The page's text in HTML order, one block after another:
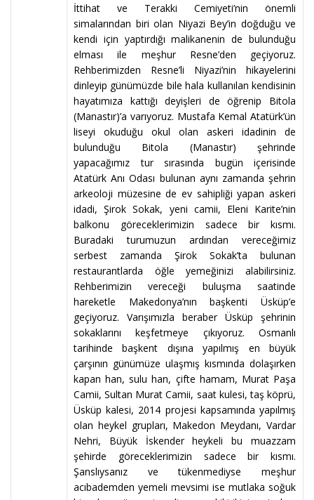
İttihat ve Terakki Cemiyeti’nin önemli
simalarından biri olan Niyazi Bey’in doğduğu ve
kendi için yaptırdığı malikanenin de bulunduğu
elması ile meşhur Resne’den geçiyoruz.
Rehberimizden Resne’li Niyazi’nin hikayelerini
dinleyip günümüzde bile hala kullanılan kendisinin
hayatımıza kattığı deyişleri de öğrenip Bitola
(Manastır)’a varıyoruz. Mustafa Kemal Atatürk’ün
liseyi okuduğu okul olan askeri idadinin de
bulunduğu Bitola (Manastır) şehrinde
yapacağımız tur sırasında bugün içerisinde
Atatürk Anı Odası bulunan aynı zamanda şehrin
arkeoloji müzesine de ev sahipliği yapan askeri
idadi, Şirok Sokak, yeni camii, Eleni Karite’nin
balkonu göreceklerimizin sadece bir kısmı.
Buradaki turumuzun ardından vereceğimiz
serbest zamanda Şirok Sokak’ta bulunan
restaurantlarda öğle yemeğinizi alabilirsiniz.
Rehberimizin vereceği buluşma saatinde
hareketle Makedonya’nın başkenti Üsküp’e
geçiyoruz. Varışımızla beraber Üsküp şehrinin
sokaklarını keşfetmeye çıkıyoruz. Osmanlı
tarihinde başkent dışına yapılmış en büyük
çarşının günümüze ulaşmış kısmında dolaşırken
kapan han, sulu han, çifte hamam, Murat Paşa
Camii, Sultan Murat Camii, saat kulesi, taş köprü,
Üsküp kalesi, 2014 projesi kapsamında yapılmış
olan heykel grupları, Makedon Meydanı, Vardar
Nehri, Büyük İskender heykeli bu muazzam
şehirde göreceklerimizin sadece bir kısmı.
Şanslıysanız ve tükenmediyse meşhur
acıbademden yemeli mevsimi ise mutlaka soğuk